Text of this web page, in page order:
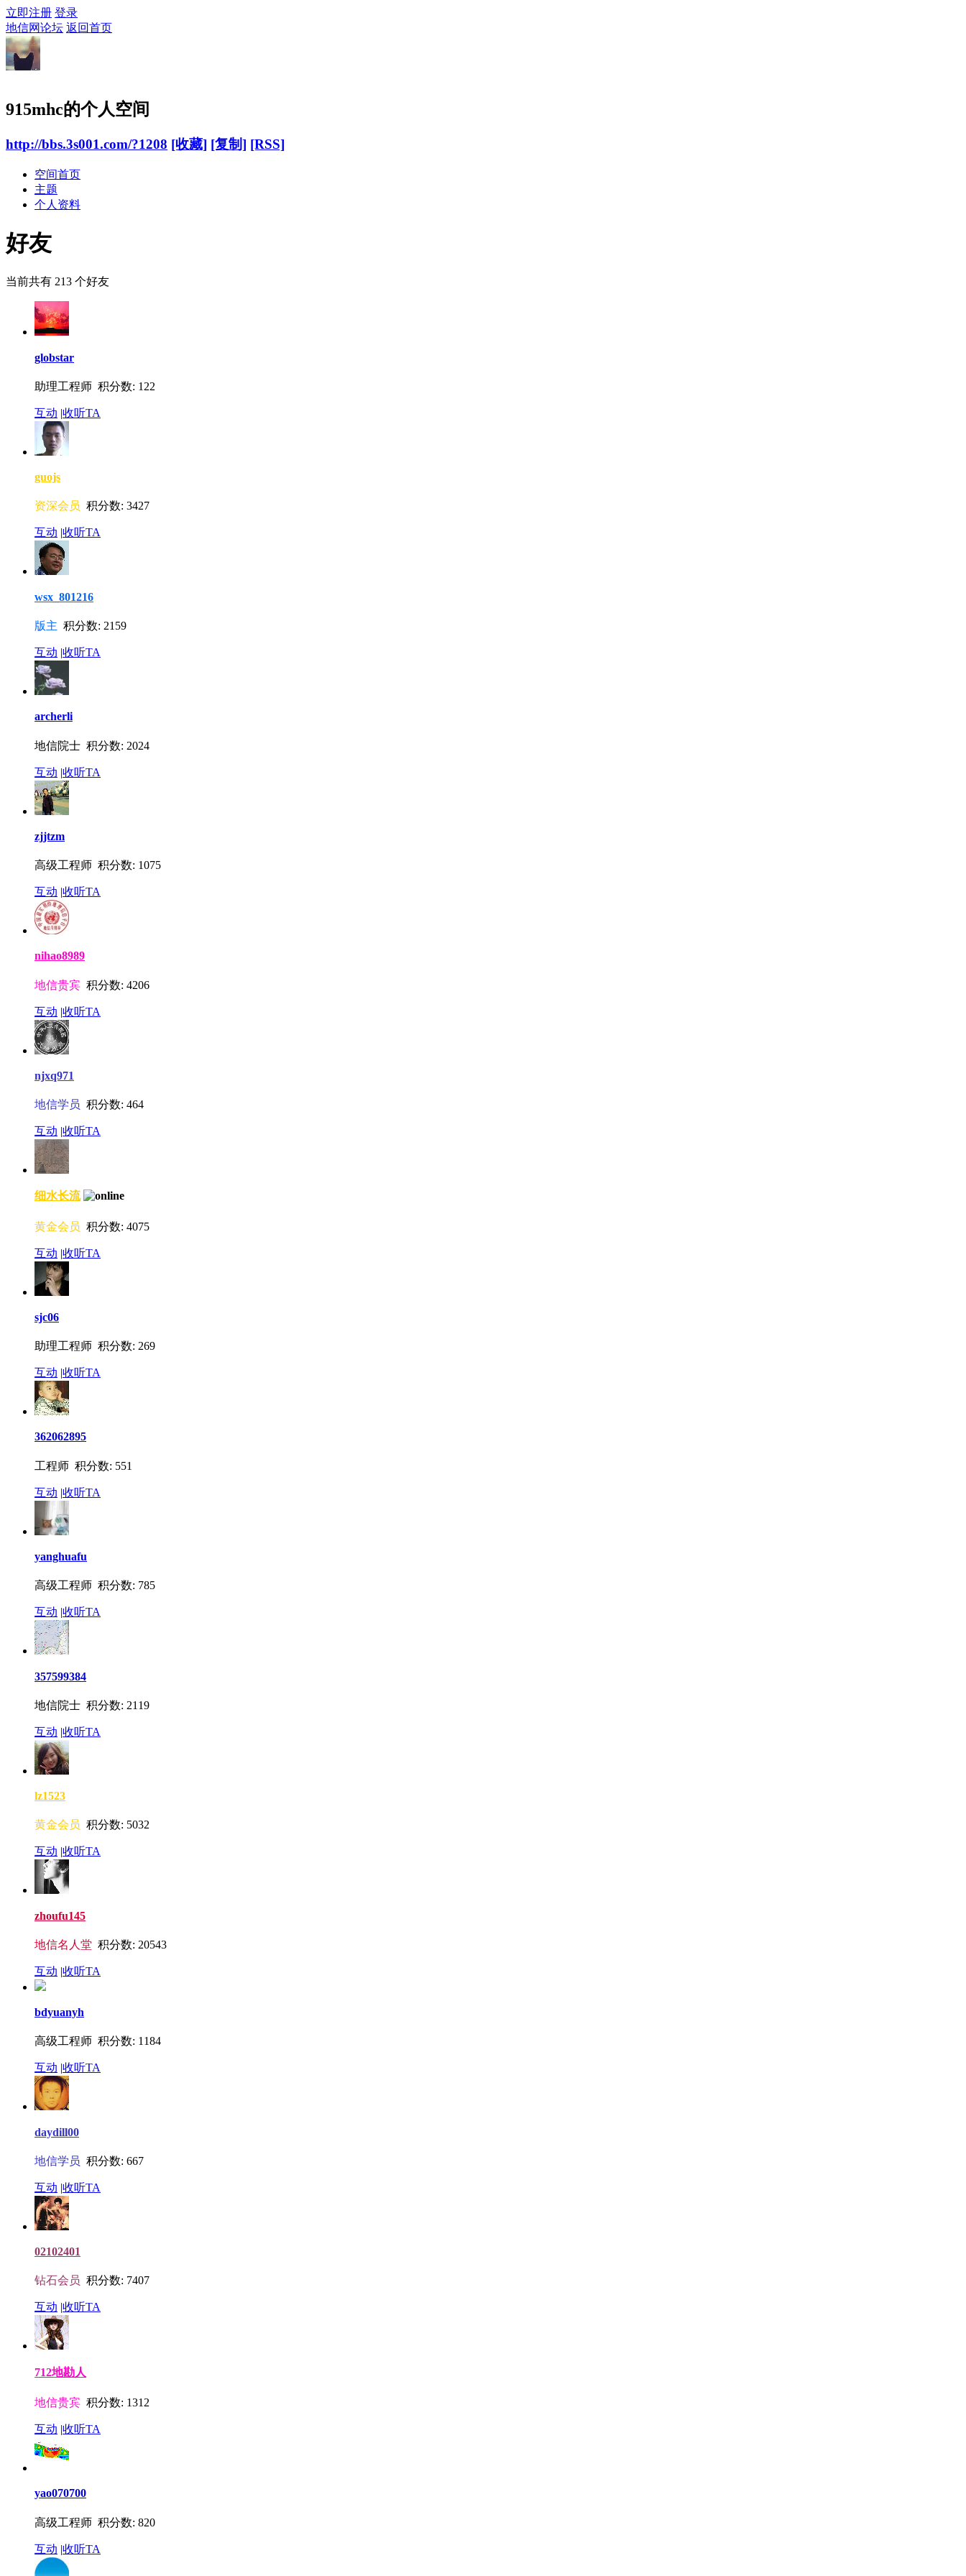
立即注册 登录
地信网论坛 返回首页
915mhc的个人空间
http://bbs.3s001.com/?1208 [收藏] [复制] [RSS]
空间首页
主题
个人资料
好友
当前共有 213 个好友
globstar
助理工程师 积分数: 122
互动 |收听TA
guojs
资深会员 积分数: 3427
互动 收听TA
wsx_801216
版主 积分数: 2159
互动 |收听TA
archerli
地信院士 积分数: 2024
互动 |收听TA
zjjtzm
高级工程师 积分数: 1075
互动 |收听TA
nihao8989
地信贵宾 积分数: 4206
互动 |收听TA
njxq971
地信学员 积分数: 464
互动 |收听TA
细水长流
黄金会员 积分数: 4075
互动 |收听TA
sjc06
助理工程师 积分数: 269
互动 |收听TA
362062895
工程师 积分数: 551
互动 |收听TA
yanghuafu
高级工程师 积分数: 785
互动 |收听TA
357599384
地信院士 积分数: 2119
互动 |收听TA
lz1523
黄金会员 积分数: 5032
互动 |收听TA
zhoufu145
地信名人堂 积分数: 20543
互动 |收听TA
bdyuanyh
高级工程师 积分数: 1184
互动 |收听TA
daydill00
地信学员 积分数: 667
互动 |收听TA
02102401
钻石会员 积分数: 7407
互动 |收听TA
712地勘人
地信贵宾 积分数: 1312
互动 |收听TA
yao070700
高级工程师 积分数: 820
互动 |收听TA